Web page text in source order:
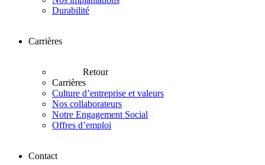
Durabilité
Carrières
Retour
Carrières
Culture d’entreprise et valeurs
Nos collaborateurs
Notre Engagement Social
Offres d’emploi
Contact